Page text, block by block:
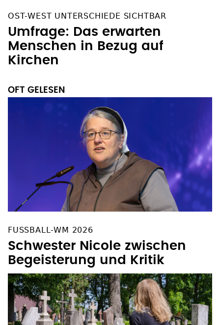
OST-WEST UNTERSCHIEDE SICHTBAR
Umfrage: Das erwarten
Menschen in Bezug auf
Kirchen
OFT GELESEN
FUSSBALL-WM 2026
Schwester Nicole zwischen
Begeisterung und Kritik